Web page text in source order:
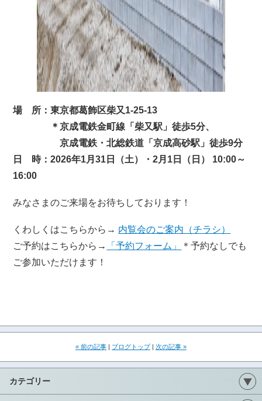
場 所：東京都葛飾区柴又1-25-13
＊京成電鉄金町線「柴又駅」徒歩5分、
京成電鉄・北総鉄道「京成高砂駅」徒歩9分
日 時：2026年1月31日（土）・2月1日（日） 10:00～
16:00
みなさまのご来場をお待ちしております！
くわしくはこちらから→ 内覧会のご案内（チラシ）
ご予約はこちらから→
「予約フォーム」
＊予約なしでも
ご参加いただけます！
« 前の記事 ブログトップ| 次の記事 »
カテゴリー